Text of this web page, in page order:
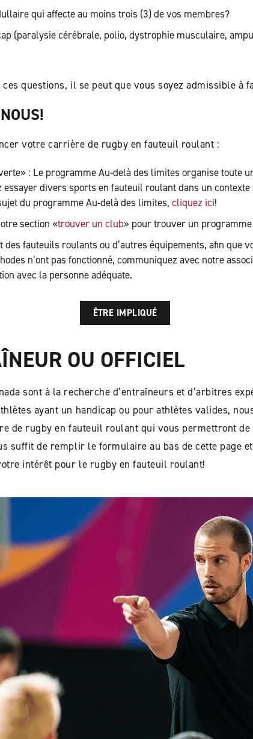
qui affecte au moins trois (3) de vos membres?
(paralysie cérébrale, polio, dystrophie musculaire,
questions, il se peut que vous soyez admissible à
votre carrière de rugby en fauteuil roulant :
: Le programme Au-delà des limites organise toute
divers sports en fauteuil roulant dans un
du programme Au-delà des limites, cliquez ici!
section «trouver un club» pour trouver un
fauteuils roulants ou d’autres équipements, afin que
n’ont pas fonctionné, communiquez avec notre
avec la personne adéquate.
ÊTRE IMPLIQUÉ
OU OFFICIEL
sont à la recherche d’entraîneurs et d’arbitres
ayant un handicap ou pour athlètes valides,
de rugby en fauteuil roulant qui vous permettront
suffit de remplir le formulaire au bas de cette page
intérêt pour le rugby en fauteuil roulant!